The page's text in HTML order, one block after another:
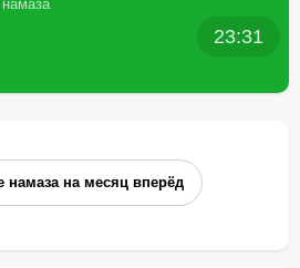
23:31
намаза на месяц вперёд